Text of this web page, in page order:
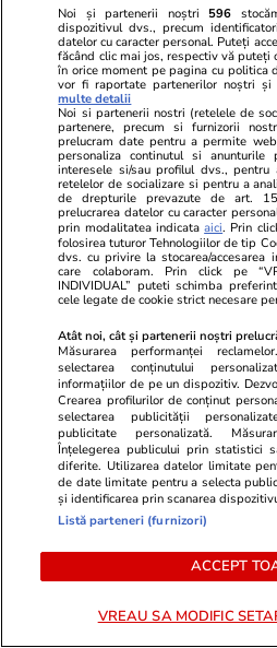
în timp ce mama ei o aștepta
într-un BMW X5 de aproape
100.000 de euro
Știri România
Preot ales președinte al unei
organizații PSD. Patriarhia
Română: „Nu a avut
pentru acest demers, care
contravine hotărârilor
Sinod”
Lumea după 2015
Noi și partenerii noștri 596
dispozitivul dvs., precum
datelor cu caracter personal. Puteți
făcând clic mai jos, respectiv vă
în orice moment pe pagina cu politica
vor fi raportate partenerilor noștri și
multe detalii
Noi si partenerii nostri (retelele de
partenere, precum si furnizorii
prelucram date pentru a permite
personaliza continutul si
interesele si/sau profilul dvs.,
retelelor de socializare si pentru a
de drepturile prevazute de art.
prelucrarea datelor cu caracter
prin modalitatea indicataaici. Prin
folosirea tuturor Tehnologiilor de tip
dvs. cu privire la stocarea/
care colaboram. Prin click pe
INDIVIDUAL” puteti schimba
cele legate de cookie strict necesare
Atât noi, cât și partenerii noștri
Măsurarea performanței
selectarea conținutului
informațiilor de pe un dispozitiv.
Crearea profilurilor de conținut
selectarea publicității
publicitate personalizată.
Înțelegerea publicului prin statistici
diferite. Utilizarea datelor limitate
de date limitate pentru a selecta
și identificarea prin scanarea
Listă parteneri (furnizori)
ACCEPT
VREAU SA MODIFIC